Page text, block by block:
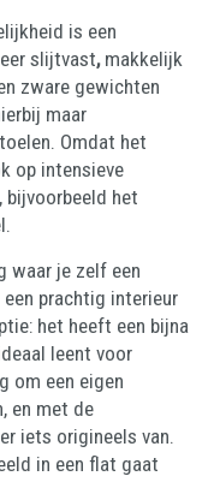
is een
slijtvast, makkelijk
zware gewichten
maar
Omdat het
op intensieve
het
waar je zelf een
prachtig interieur
het heeft een bijna
leent voor
om een eigen
en met de
iets origineels van.
in een flat gaat